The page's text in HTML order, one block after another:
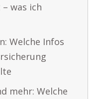
was ich
Welche Infos
mehr: Welche